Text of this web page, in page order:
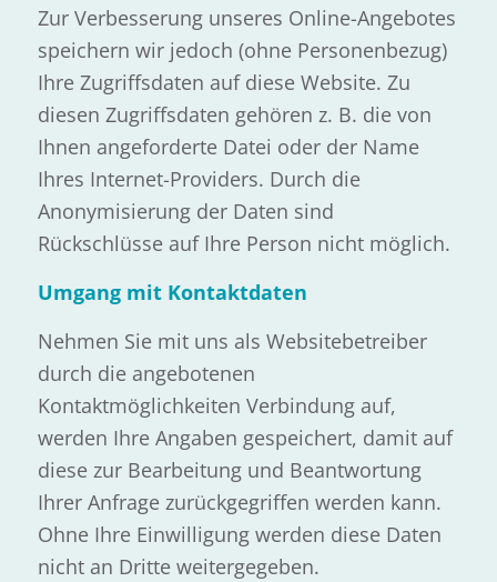
Zur Verbesserung unseres Online-Angebotes
speichern wir jedoch (ohne Personenbezug)
Ihre Zugriffsdaten auf diese Website. Zu
diesen Zugriffsdaten gehören z. B. die von
Ihnen angeforderte Datei oder der Name
Ihres Internet-Providers. Durch die
Anonymisierung der Daten sind
Rückschlüsse auf Ihre Person nicht möglich.
Umgang mit Kontaktdaten
Nehmen Sie mit uns als Websitebetreiber
durch die angebotenen
Kontaktmöglichkeiten Verbindung auf,
werden Ihre Angaben gespeichert, damit auf
diese zur Bearbeitung und Beantwortung
Ihrer Anfrage zurückgegriffen werden kann.
Ohne Ihre Einwilligung werden diese Daten
nicht an Dritte weitergegeben.